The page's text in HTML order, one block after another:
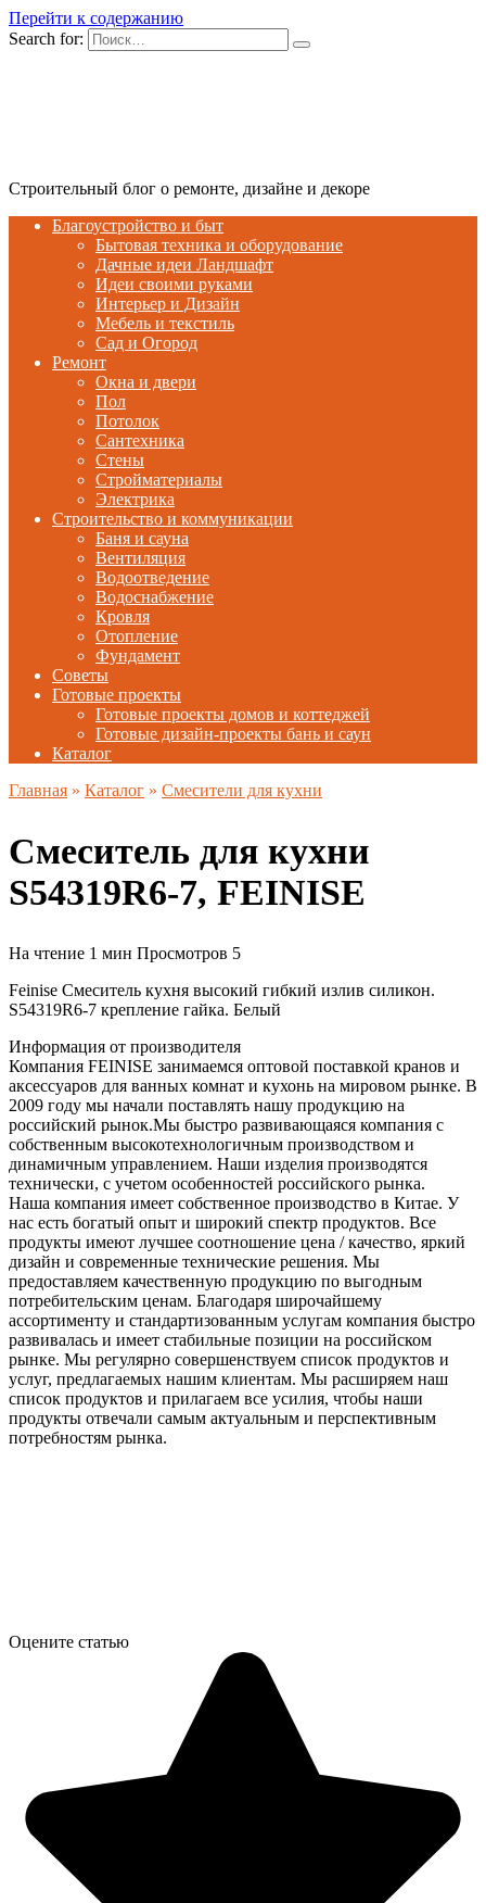
Перейти к содержанию
Search for:
Строительный блог о ремонте, дизайне и декоре
Благоустройство и быт
Бытовая техника и оборудование
Дачные идеи Ландшафт
Идеи своими руками
Интерьер и Дизайн
Мебель и текстиль
Сад и Огород
Ремонт
Окна и двери
Пол
Потолок
Сантехника
Стены
Стройматериалы
Электрика
Строительство и коммуникации
Баня и сауна
Вентиляция
Водоотведение
Водоснабжение
Кровля
Отопление
Фундамент
Советы
Готовые проекты
Готовые проекты домов и коттеджей
Готовые дизайн-проекты бань и саун
Каталог
Главная » Каталог » Смесители для кухни
Смеситель для кухни
S54319R6-7, FEINISE
На чтение 1 мин Просмотров 5
Feinise Смеситель кухня высокий гибкий излив силикон.
S54319R6-7 крепление гайка. Белый
Информация от производителя
Компания FEINISE занимаемся оптовой поставкой кранов и
аксессуаров для ванных комнат и кухонь на мировом рынке. В
2009 году мы начали поставлять нашу продукцию на
российский рынок.Мы быстро развивающаяся компания с
собственным высокотехнологичным производством и
динамичным управлением. Наши изделия производятся
технически, с учетом особенностей российского рынка.
Наша компания имеет собственное производство в Китае. У
нас есть богатый опыт и широкий спектр продуктов. Все
продукты имеют лучшее соотношение цена / качество, яркий
дизайн и современные технические решения. Мы
предоставляем качественную продукцию по выгодным
потребительским ценам. Благодаря широчайшему
ассортименту и стандартизованным услугам компания быстро
развивалась и имеет стабильные позиции на российском
рынке. Мы регулярно совершенствуем список продуктов и
услуг, предлагаемых нашим клиентам. Мы расширяем наш
список продуктов и прилагаем все усилия, чтобы наши
продукты отвечали самым актуальным и перспективным
потребностям рынка.
Оцените статью